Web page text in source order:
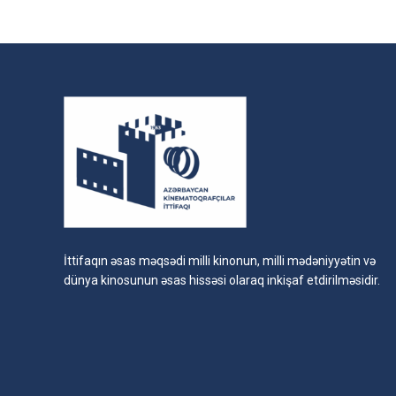
İttifaqın əsas məqsədi milli kinonun, milli mədəniyyətin və
dünya kinosunun əsas hissəsi olaraq inkişaf etdirilməsidir.